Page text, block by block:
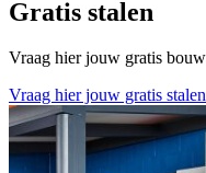
Gratis stalen
Vraag hier jouw gratis
Vraag hier jouw gratis